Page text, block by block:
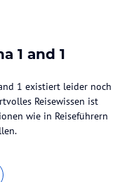
1 and 1
1 existiert leider noch
Reisewissen ist
wie in Reiseführern